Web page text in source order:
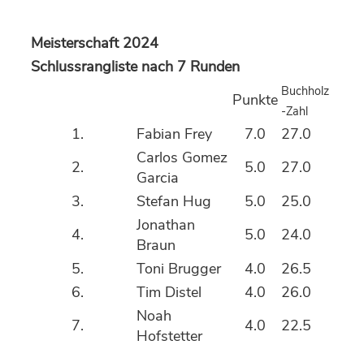
Meisterschaft 2024
Schlussrangliste nach 7 Runden
Punkte Buchholz
-Zahl
1. Fabian Frey 7.0
27.0
2.
Carlos Gomez
Garcia
5.0
27.0
3.
Stefan Hug 5.0
25.0
4.
Jonathan
Braun
5.0
24.0
5.
Toni Brugger 4.0
26.5
6.
Tim Distel 4.0
26.0
7.
Noah
Hofstetter
4.0
22.5